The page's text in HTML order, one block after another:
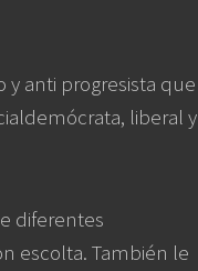
anti progresista que
liberal y
diferentes
escolta. También le